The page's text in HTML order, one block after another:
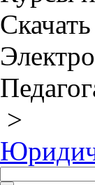
Скачать
>